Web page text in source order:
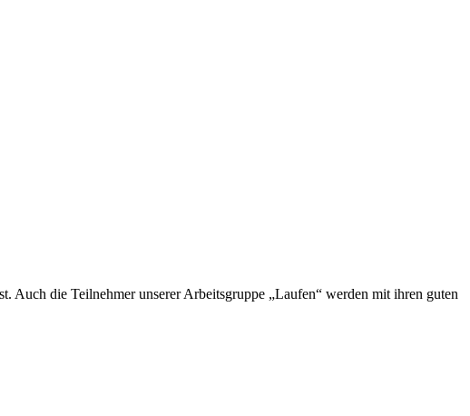
Auch die Teilnehmer unserer Arbeitsgruppe „Laufen“ werden mit ihren guten